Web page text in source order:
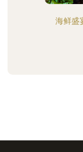
海鲜盛